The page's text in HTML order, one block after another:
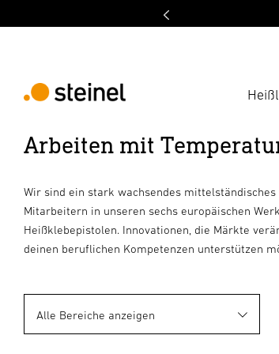
Arbeiten mit
Wir sind ein stark wachsendes
Mitarbeitern in unseren sechs europäischen
Heißklebepistolen. Innovationen, die Märkte
deinen beruflichen Kompetenzen unterstützen